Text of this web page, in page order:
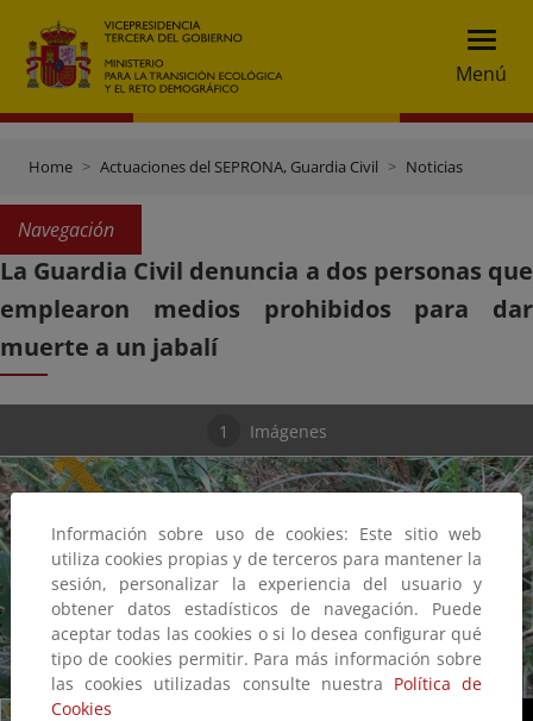
Menú
Home Actuaciones del SEPRONA, Guardia Civil Noticias
Navegación
La Guardia Civil denuncia a dos personas que
emplearon medios prohibidos para dar
muerte a un jabalí
1 Imágenes
1/1
Información sobre uso de cookies: Este sitio web
utiliza cookies propias y de terceros para mantener la
sesión, personalizar la experiencia del usuario y
obtener datos estadísticos de navegación. Puede
aceptar todas las cookies o si lo desea configurar qué
tipo de cookies permitir. Para más información sobre
las cookies utilizadas consulte nuestra Política de
Cookies